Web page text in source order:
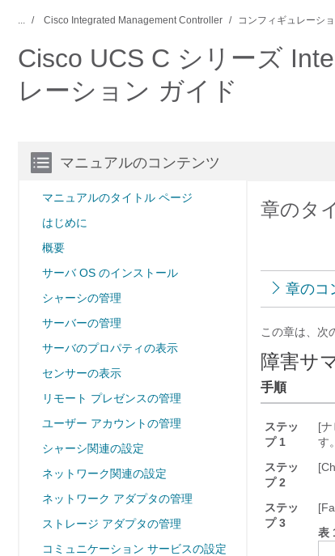
... Cisco Integrated Management Controller コンフィギュレーシ
Cisco UCS C シリーズ
レーション ガイド
マニュアルのコンテンツ
マニュアルのタイトル ページ
はじめに
概要
サーバ OS のインストール
シャーシの管理
サーバーの管理
サーバのプロパティの表示
センサーの表示
リモート プレゼンスの管理
ユーザー アカウントの管理
シャーシ関連の設定
ネットワーク関連の設定
ネットワーク アダプタの管理
ストレージ アダプタの管理
コミュニケーション サービスの設定
章のタ
章のコ
この章は、次
障害サ
手順
ステッ
プ 1
[
す。
ステッ
プ 2
ステッ
プ 3
表